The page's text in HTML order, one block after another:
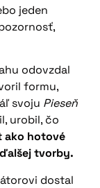
jeden
odovzdal
formu,
svoju Pieseň
urobil, čo
ako hotové
tvorby.
dostal